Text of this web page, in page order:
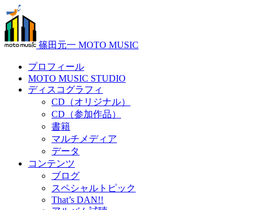
篠田元一 MOTO MUSIC
プロフィール
MOTO MUSIC STUDIO
ディスコグラフィ
CD（オリジナル）
CD（参加作品）
書籍
マルチメディア
データ
コンテンツ
ブログ
スペシャルトピック
That’s DAN!!